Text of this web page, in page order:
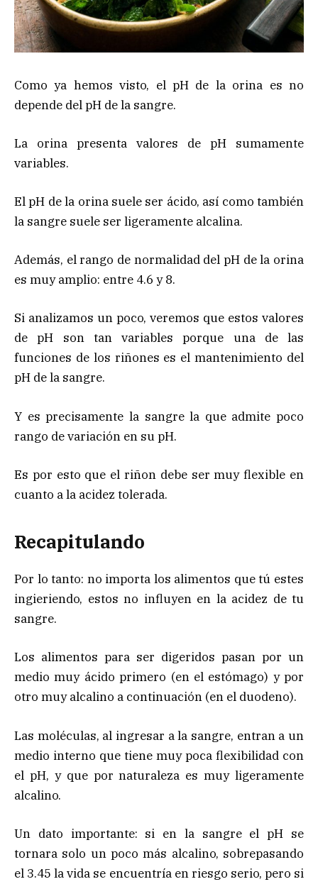
Como ya hemos visto, el pH de la orina es no
depende del pH de la sangre.
La orina presenta valores de pH sumamente
variables.
El pH de la orina suele ser ácido, así como también
la sangre suele ser ligeramente alcalina.
Además, el rango de normalidad del pH de la orina
es muy amplio: entre 4.6 y 8.
Si analizamos un poco, veremos que estos valores
de pH son tan variables porque una de las
funciones de los riñones es el mantenimiento del
pH de la sangre.
Y es precisamente la sangre la que admite poco
rango de variación en su pH.
Es por esto que el riñon debe ser muy flexible en
cuanto a la acidez tolerada.
Recapitulando
Por lo tanto: no importa los alimentos que tú estes
ingieriendo, estos no influyen en la acidez de tu
sangre.
Los alimentos para ser digeridos pasan por un
medio muy ácido primero (en el estómago) y por
otro muy alcalino a continuación (en el duodeno).
Las moléculas, al ingresar a la sangre, entran a un
medio interno que tiene muy poca flexibilidad con
el pH, y que por naturaleza es muy ligeramente
alcalino.
Un dato importante: si en la sangre el pH se
tornara solo un poco más alcalino, sobrepasando
el 3.45 la vida se encuentría en riesgo serio, pero si